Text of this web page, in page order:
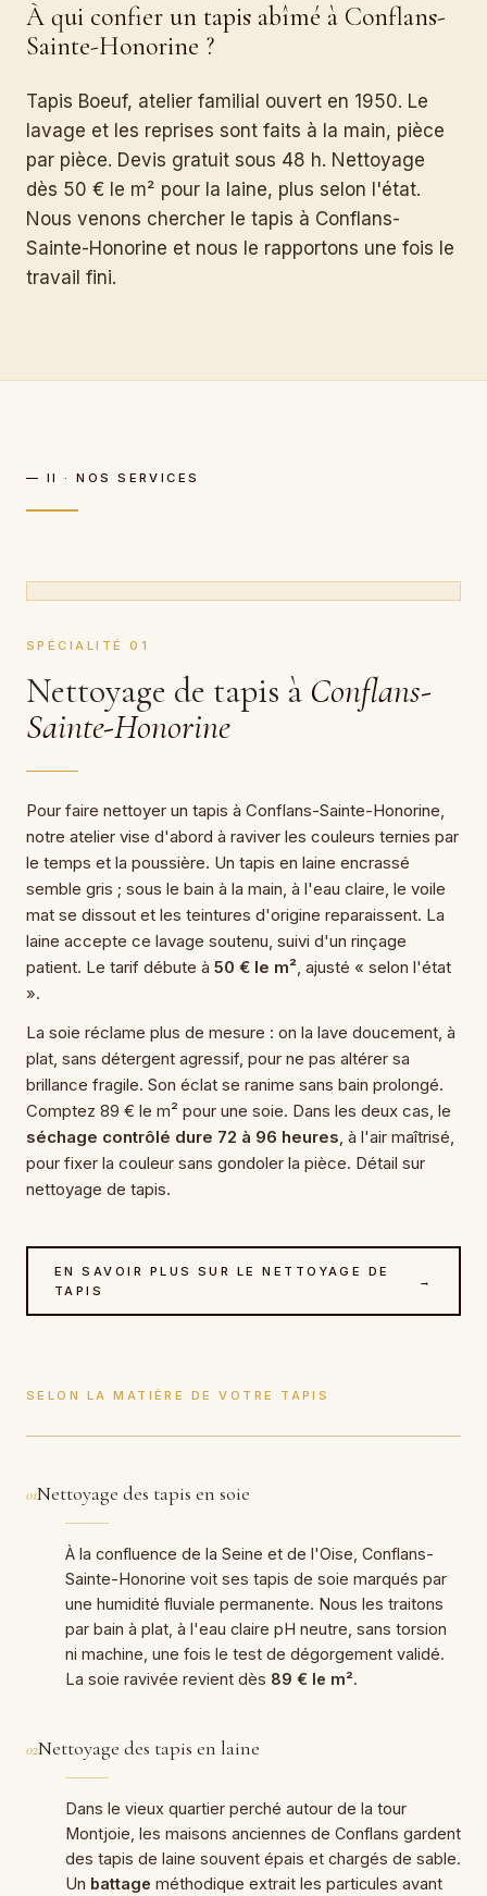
À qui confier un tapis abîmé à Conflans-
Sainte-Honorine ?
Tapis Boeuf, atelier familial ouvert en 1950. Le
lavage et les reprises sont faits à la main, pièce
par pièce. Devis gratuit sous 48 h. Nettoyage
dès 50 € le m² pour la laine, plus selon l'état.
Nous venons chercher le tapis à Conflans-
Sainte-Honorine et nous le rapportons une fois le
travail fini.
— II · NOS SERVICES
SPÉCIALITÉ 01
Nettoyage de tapis à Conflans-
Sainte-Honorine
Pour faire nettoyer un tapis à Conflans-Sainte-Honorine,
notre atelier vise d'abord à raviver les couleurs ternies par
le temps et la poussière. Un tapis en laine encrassé
semble gris ; sous le bain à la main, à l'eau claire, le voile
mat se dissout et les teintures d'origine reparaissent. La
laine accepte ce lavage soutenu, suivi d'un rinçage
patient. Le tarif débute à 50 € le m² , ajusté « selon l'état
».
La soie réclame plus de mesure : on la lave doucement, à
plat, sans détergent agressif, pour ne pas altérer sa
brillance fragile. Son éclat se ranime sans bain prolongé.
Comptez 89 € le m² pour une soie. Dans les deux cas, le
séchage contrôlé dure 72 à 96 heures , à l'air maîtrisé,
pour fixer la couleur sans gondoler la pièce. Détail sur
nettoyage de tapis.
EN SAVOIR PLUS SUR LE NETTOYAGE DE
TAPIS
→
SELON LA MATIÈRE DE VOTRE TAPIS
01Nettoyage des tapis en soie
À la confluence de la Seine et de l'Oise, Conflans-
Sainte-Honorine voit ses tapis de soie marqués par
une humidité fluviale permanente. Nous les traitons
par bain à plat, à l'eau claire pH neutre, sans torsion
ni machine, une fois le test de dégorgement validé.
La soie ravivée revient dès 89 € le m².
02Nettoyage des tapis en laine
Dans le vieux quartier perché autour de la tour
Montjoie, les maisons anciennes de Conflans gardent
des tapis de laine souvent épais et chargés de sable.
Un battage méthodique extrait les particules avant